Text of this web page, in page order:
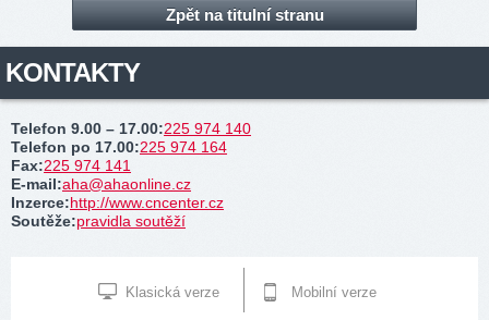
Zpět na titulní stranu
KONTAKTY
Telefon 9.00 – 17.00:225 974 140
Telefon po 17.00:225 974 164
Fax:225 974 141
E-mail:aha@ahaonline.cz
Inzerce:http://www.cncenter.cz
Soutěže:pravidla soutěží
Klasická verze Mobilní verze